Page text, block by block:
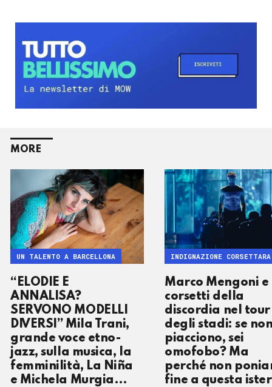
MORE
“ELODIE E
ANNALISA?
SERVONO MODELLI
DIVERSI” Mila Trani,
grande voce etno-
jazz, sulla musica, la
femminilità, La Niña
e Michela Murgia…
UN TALENTO A BARCELLONA
Marco Mengoni e
corsetti della
discordia nel tour
degli stadi: se
piacciono, sei
omofobo? Ma
perché non
fine a questa
INDIGNAZIONE CORSETTARA